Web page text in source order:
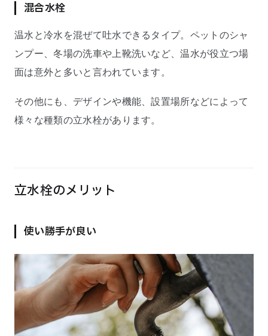
混合水栓
温水と冷水を混ぜて吐水できるタイプ。ペットのシャ
ンプー、冬場の洗車や上靴洗いなど、温水が役立つ場
面は意外と多いと言われています。
その他にも、デザインや機能、設置場所などによって
様々な種類の立水栓があります。
立水栓のメリット
使い勝手が良い